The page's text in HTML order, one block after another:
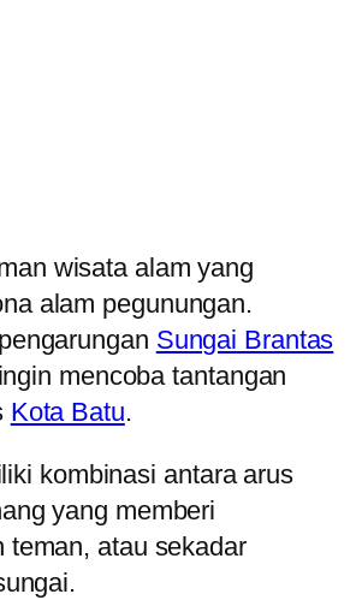
wisata alam yang
alam pegunungan.
Sungai Brantas
mencoba tantangan
Kota Batu.
kombinasi antara arus
yang memberi
teman, atau sekadar